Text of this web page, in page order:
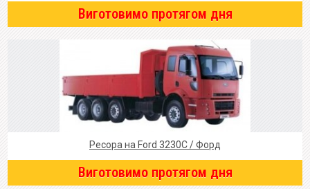
Виготовимо протягом дня
Ресора на Ford 3230C / Форд
Виготовимо протягом дня